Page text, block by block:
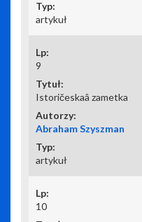
artykuł
9
Istoričeskaâ zametka
Abraham Szyszman
artykuł
10